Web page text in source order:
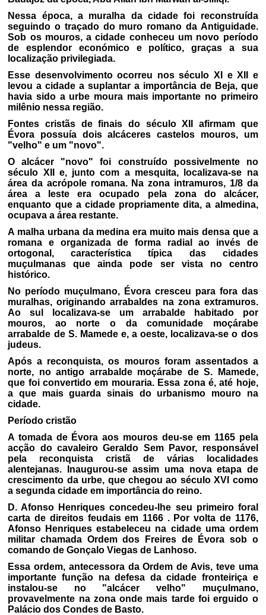
Nessa época, a muralha da cidade foi reconstruída
seguindo o traçado do muro romano da Antiguidade.
Sob os mouros, a cidade conheceu um novo período
de esplendor económico e político, graças a sua
localização privilegiada.
Esse desenvolvimento ocorreu nos século XI e XII e
levou a cidade a suplantar a importância de Beja, que
havia sido a urbe moura mais importante no primeiro
milênio nessa região.
Fontes cristãs de finais do século XII afirmam que
Évora possuía dois alcáceres castelos mouros, um
"velho" e um "novo".
O alcácer "novo" foi construído possivelmente no
século XII e, junto com a mesquita, localizava-se na
área da acrópole romana. Na zona intramuros, 1/8 da
área a leste era ocupado pela zona do alcácer,
enquanto que a cidade propriamente dita, a almedina,
ocupava a área restante.
A malha urbana da medina era muito mais densa que a
romana e organizada de forma radial ao invés de
ortogonal, característica típica das cidades
muçulmanas que ainda pode ser vista no centro
histórico.
No período muçulmano, Évora cresceu para fora das
muralhas, originando arrabaldes na zona extramuros.
Ao sul localizava-se um arrabalde habitado por
mouros, ao norte o da comunidade moçárabe
arrabalde de S. Mamede e, a oeste, localizava-se o dos
judeus.
Após a reconquista, os mouros foram assentados a
norte, no antigo arrabalde moçárabe de S. Mamede,
que foi convertido em mouraria. Essa zona é, até hoje,
a que mais guarda sinais do urbanismo mouro na
cidade.
Período cristão
A tomada de Évora aos mouros deu-se em 1165 pela
acção do cavaleiro Geraldo Sem Pavor, responsável
pela reconquista cristã de várias localidades
alentejanas. Inaugurou-se assim uma nova etapa de
crescimento da urbe, que chegou ao século XVI como
a segunda cidade em importância do reino.
D. Afonso Henriques concedeu-lhe seu primeiro foral
carta de direitos feudais em 1166 . Por volta de 1176,
Afonso Henriques estabeleceu na cidade uma ordem
militar chamada Ordem dos Freires de Évora sob o
comando de Gonçalo Viegas de Lanhoso.
Essa ordem, antecessora da Ordem de Avis, teve uma
importante função na defesa da cidade fronteiriça e
instalou-se no "alcácer velho" muçulmano,
provavelmente na zona onde mais tarde foi erguido o
Palácio dos Condes de Basto.